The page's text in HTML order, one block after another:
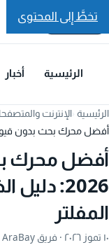
تخطَّ إلى المحتوى
الرئيسية أخبار
الرئيسية › الإنترنت
أفضل محرك بحث بدون قيود لعام 2026: دليل الخصوصية
أفضل محرك
2026:
المفلتر
١٠ تموز ٢٠٢٦ · فريق AraBay